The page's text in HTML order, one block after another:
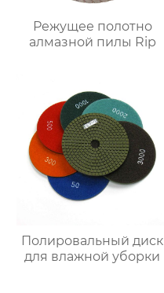
Режущее полотно
алмазной пилы Rip
Полировальный диск
для влажной уборки